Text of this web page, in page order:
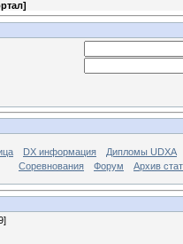
]
DX информация Дипломы UDXA
Соревнования
Форум Архив